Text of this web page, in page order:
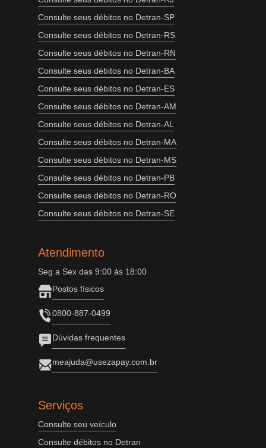
Consulte seus débitos no Detran-SP
Consulte seus débitos no Detran-RS
Consulte seus débitos no Detran-RN
Consulte seus débitos no Detran-BA
Consulte seus débitos no Detran-ES
Consulte seus débitos no Detran-AM
Consulte seus débitos no Detran-AL
Consulte seus débitos no Detran-MA
Consulte seus débitos no Detran-MS
Consulte seus débitos no Detran-PB
Consulte seus débitos no Detran-RO
Consulte seus débitos no Detran-SE
Atendimento
Seg a Sex das 9:00 às 18:00
Postos físicos
0800-887-0499
Dúvidas frequentes
meajuda@usezapay.com.br
Serviços
Consulte seu veículo
Consulte débitos no Detran